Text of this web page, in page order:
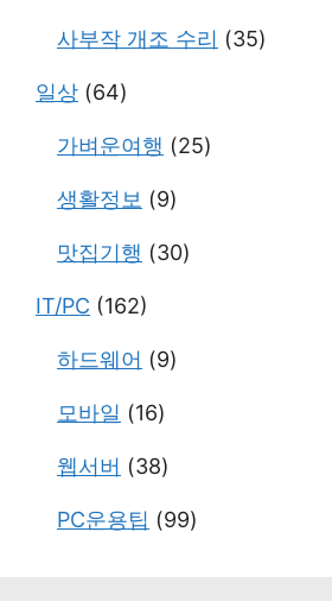
사부작 개조 수리 (35)
일상 (64)
가벼운여행 (25)
생활정보 (9)
맛집기행 (30)
IT/PC (162)
하드웨어 (9)
모바일 (16)
웹서버 (38)
PC운용팁 (99)